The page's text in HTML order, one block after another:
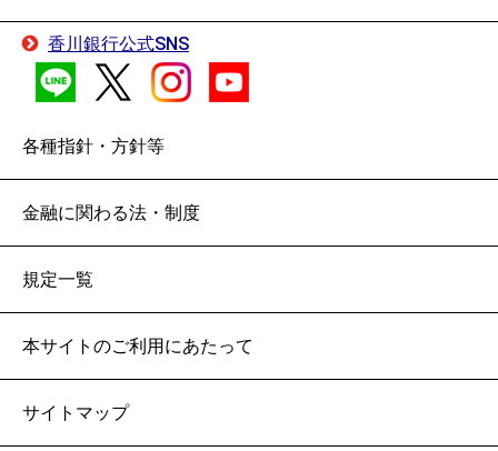
香川銀行公式SNS
各種指針・方針等
金融に関わる法・制度
規定一覧
本サイトのご利用にあたって
サイトマップ